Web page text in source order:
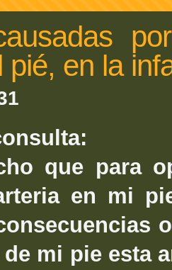
pié, en la
que para
en mi
de mi pie esta